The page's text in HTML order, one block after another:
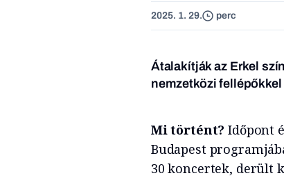
2025. 1. 29. perc
Átalakítják az Erkel
nemzetközi
Mi történt? Időpont
Budapest
30 koncertek, derült